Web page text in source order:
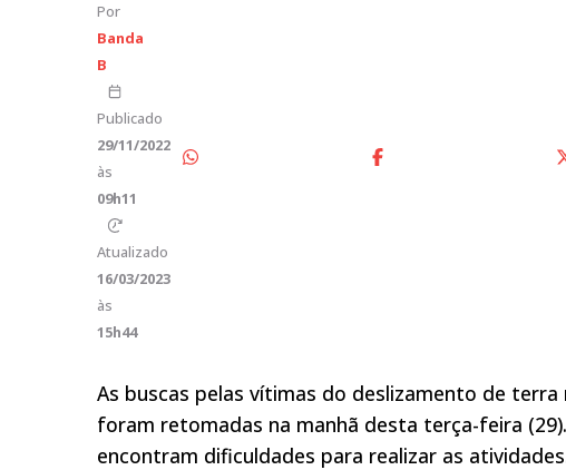
Por
Banda
B
Publicado
29/11/2022
às
09h11
Atualizado
16/03/2023
às
15h44
As buscas pelas vítimas do deslizamento de
foram retomadas na manhã desta terça-feira
encontram dificuldades para realizar as